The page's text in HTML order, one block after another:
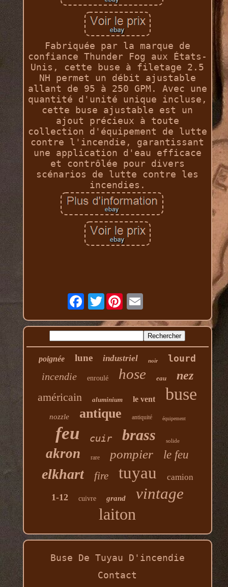
Fabriquée par la marque de
confiance Thunder Fog aux États-
Unis, cette buse à filetage 2.5
NH permet un débit ajustable
allant de 95 à 250 GPM. Avec une
quantité d'unité unique incluse,
cette buse ajustable est un
ajout précieux à toute
collection d'équipement de lutte
contre l'incendie, garantissant
une application d'eau efficace
et contrôlée pour divers
scénarios de lutte contre les
incendies.
Twitter
poignée lune industriel noir lourd
incendie enroulé hose eau nez
américain aluminium le vent buse
nozzle antique antiquité équipement
feu cuir brass solide
akron rare pompier le feu
elkhart fire tuyau camion
1-12 cuivre grand vintage
laiton
Buse De Tuyau D'incendie
Contact